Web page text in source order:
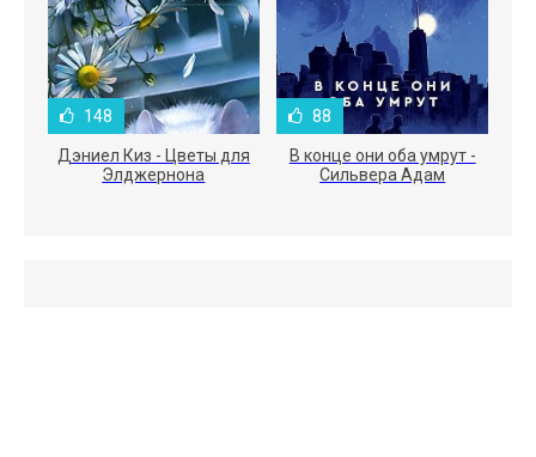
148
Дэниел Киз - Цветы для
Элджернона
88
В конце они оба умрут -
Сильвера Адам